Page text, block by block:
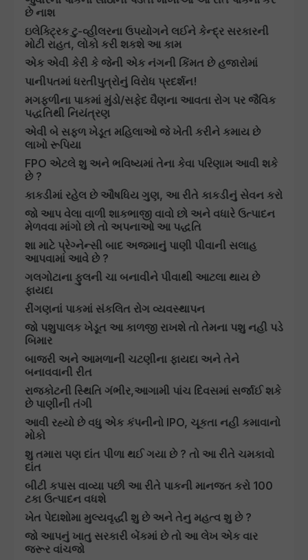
છે નાશ
ઇલેક્ટ્રિક ટુ-વ્હીલરના ઉપયોગને લઈને કેન્દ્ર સરકારની
મોટી રાહત, લોકો કરી શકશે આ કામ
એક એવી કેરી કે જેની એક નંગની કિંમત છે હજારોમાં
પાનીપતમાં ધરતીપુત્રોનું વિરોધ પ્રદર્શન!
મગફળીના પાકમાં મુંડો/સફેદ ઘૈણના આવતા રોગ પર જૈવિક
પદ્ધતિથી નિયંત્રણ
એવી બે સફળ ખેડૂત મહિલાઓ જે ખેતી કરીને કમાય છે
લાખો રૂપિયા
FPO એટલે શુ અને ભવિષ્યમાં તેના કેવા પરિણામ આવી શકે
છે ?
કાકડીમાં રહેલ છે ઔષધિય ગુણ, આ રીતે કાકડીનું સેવન કરો
જો આપ વેલા વાળી શાકભાજી વાવો છો અને વધારે ઉત્પાદન
મેળવવા માંગો છો તો અપનાઓ આ પદ્ધતિ
શા માટે પ્રેગ્નેન્સી બાદ અજમાનું પાણી પીવાની સલાહ
આપવામાં આવે છે ?
ગલગોટાના ફુલની ચા બનાવીને પીવાથી આટલા થાય છે
ફાયદા
રીંગણનાં પાકમાં સંકલિત રોગ વ્યવસ્થાપન
જો પશુપાલક ખેડૂત આ કાળજી રાખશે તો તેમના પશુ નહી પડે
બિમાર
બાજરી અને આમળાની ચટણીના ફાયદા અને તેને
બનાવવાની રીત
રાજકોટની સ્થિતિ ગંભીર,આગામી પાંચ દિવસમાં સર્જાઈ શકે
છે પાણીની તંગી
આવી રહ્યો છે વધુ એક કંપનીનો IPO, ચૂકતા નહી કમાવાનો
મોકો
શુ તમારા પણ દાંત પીળા થઈ ગયા છે ? તો આ રીતે ચમકાવો
દાંત
બીટી કપાસ વાવ્યા પછી આ રીતે પાકની માનજત કરો 100
ટકા ઉત્પાદન વધશે
ખેત પેદાશોમા મુલ્યવૃદ્ધી શુ છે અને તેનુ મહત્વ શુ છે ?
જો આપનું ખાતુ સરકારી બેંકમાં છે તો આ લેખ એક વાર
જરૂર વાંચજો